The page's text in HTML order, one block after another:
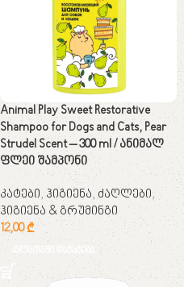
Animal Play Sweet Restorative
Shampoo for Dogs and Cats, Pear
Strudel Scent – 300 ml / ანიმალ
ფლეი შამპონი
კატები,ჰიგიენა, ძაღლები,
ჰიგიენა & გრუმინგი
12,00₾
კალათაში დამატება